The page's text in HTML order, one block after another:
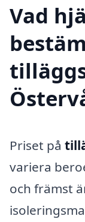
Vad
Priset på
variera
och främst